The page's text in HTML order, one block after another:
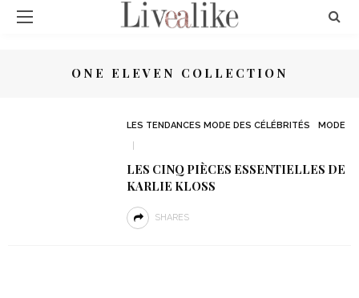
ONE ELEVEN COLLECTION
LES TENDANCES MODE DES CÉLÉBRITÉS MODE
LES CINQ PIÈCES ESSENTIELLES DE
KARLIE KLOSS
SHARES